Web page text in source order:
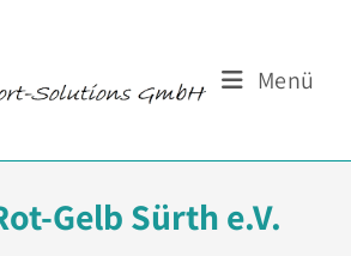
Menü
Gelb Sürth e.V.